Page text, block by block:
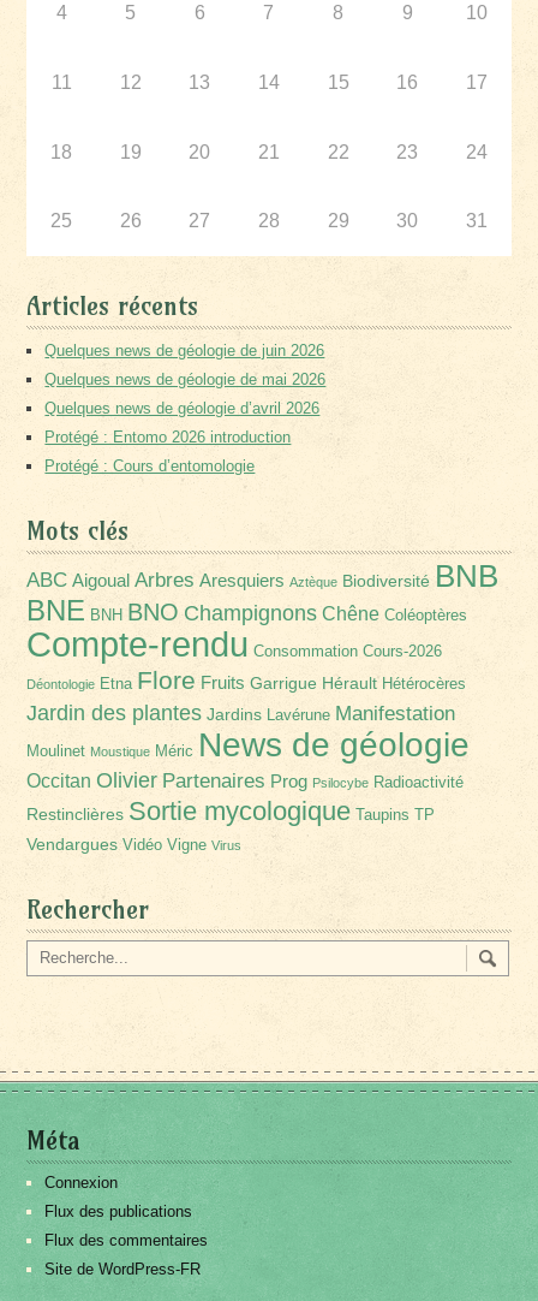
4 5 6 7 8 9 10
11 12 13 14 15 16 17
18 19 20 21 22 23 24
25 26 27 28 29 30 31
Articles récents
Quelques news de géologie de juin 2026
Quelques news de géologie de mai 2026
Quelques news de géologie d’avril 2026
Protégé : Entomo 2026 introduction
Protégé : Cours d’entomologie
Mots clés
ABC Aigoual Arbres Aresquiers Aztèque Biodiversité BNB
BNE BNH BNO Champignons Chêne Coléoptères
Compte-rendu Consommation Cours-2026
Déontologie Etna Flore Fruits Garrigue Hérault Hétérocères
Jardin des plantes Jardins Lavérune Manifestation
Moulinet Moustique Méric News de géologie
Occitan Olivier Partenaires Prog Psilocybe Radioactivité
Restinclières Sortie mycologique Taupins TP
Vendargues Vidéo Vigne Virus
Rechercher
Méta
Connexion
Flux des publications
Flux des commentaires
Site de WordPress-FR